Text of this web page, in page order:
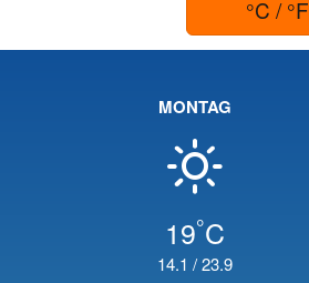
°C / °F
MONTAG
19°C
14.1 /23.9